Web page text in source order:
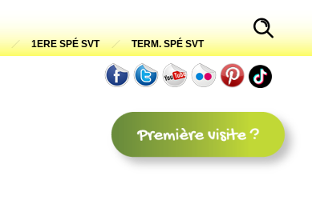
1ERE SPÉ SVT
TERM. SPÉ SVT